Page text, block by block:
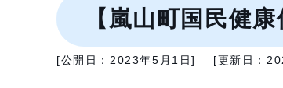
【嵐山町国民健
[公開日： 2023年5月1日] [更新日：